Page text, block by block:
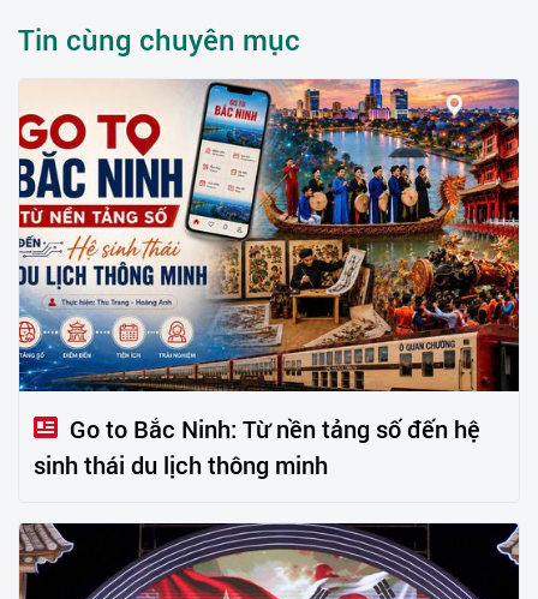
Tin cùng chuyên mục
Go to Bắc Ninh: Từ nền tảng số đến hệ
sinh thái du lịch thông minh